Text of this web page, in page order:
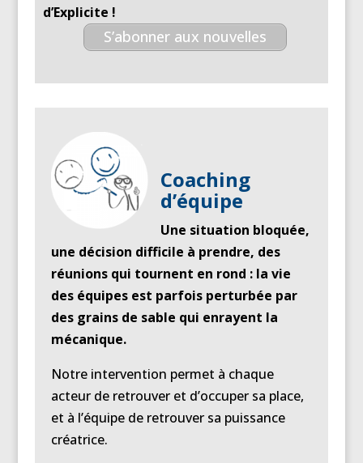
d’Explicite !
S’abonner aux nouvelles
Coaching
d’équipe
Une situation bloquée,
une décision difficile à prendre, des
réunions qui tournent en rond : la vie
des équipes est parfois perturbée par
des grains de sable qui enrayent la
mécanique.
Notre intervention permet à chaque
acteur de retrouver et d’occuper sa place,
et à l’équipe de retrouver sa puissance
créatrice.